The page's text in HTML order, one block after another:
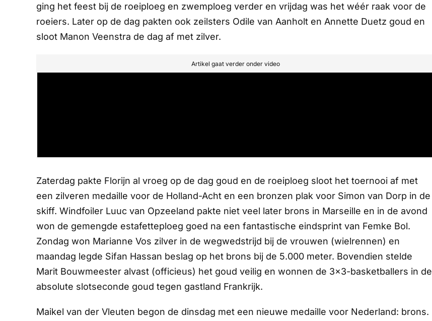
ging het feest bij de roeiploeg en zwemploeg verder en vrijdag was het wéér raak voor de
roeiers. Later op de dag pakten ook zeilsters Odile van Aanholt en Annette Duetz goud en
sloot Manon Veenstra de dag af met zilver.
Artikel gaat verder onder video
Zaterdag pakte Florijn al vroeg op de dag goud en de roeiploeg sloot het toernooi af met
een zilveren medaille voor de Holland-Acht en een bronzen plak voor Simon van Dorp in de
skiff. Windfoiler Luuc van Opzeeland pakte niet veel later brons in Marseille en in de avond
won de gemengde estafetteploeg goed na een fantastische eindsprint van Femke Bol.
Zondag won Marianne Vos zilver in de wegwedstrijd bij de vrouwen (wielrennen) en
maandag legde Sifan Hassan beslag op het brons bij de 5.000 meter. Bovendien stelde
Marit Bouwmeester alvast (officieus) het goud veilig en wonnen de 3x3-basketballers in de
absolute slotseconde goud tegen gastland Frankrijk.
Maikel van der Vleuten begon de dinsdag met een nieuwe medaille voor Nederland: brons.